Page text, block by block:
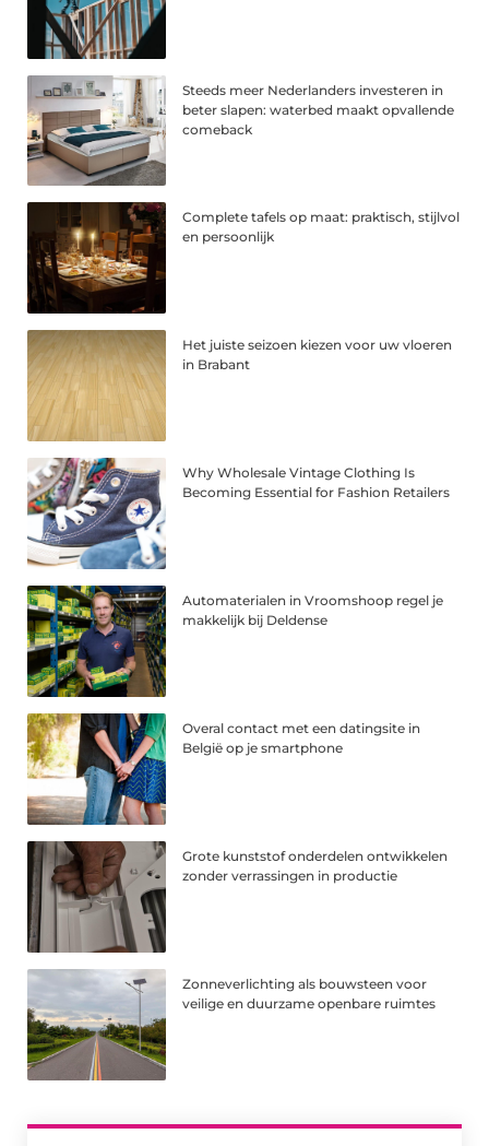
Steeds meer Nederlanders investeren in
beter slapen: waterbed maakt opvallende
comeback
Complete tafels op maat: praktisch, stijlvol
en persoonlijk
Het juiste seizoen kiezen voor uw vloeren
in Brabant
Why Wholesale Vintage Clothing Is
Becoming Essential for Fashion Retailers
Automaterialen in Vroomshoop regel je
makkelijk bij Deldense
Overal contact met een datingsite in
België op je smartphone
Grote kunststof onderdelen ontwikkelen
zonder verrassingen in productie
Zonneverlichting als bouwsteen voor
veilige en duurzame openbare ruimtes